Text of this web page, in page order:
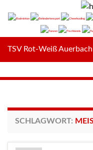
TSV Rot-Weiß
SCHLAGWORT: